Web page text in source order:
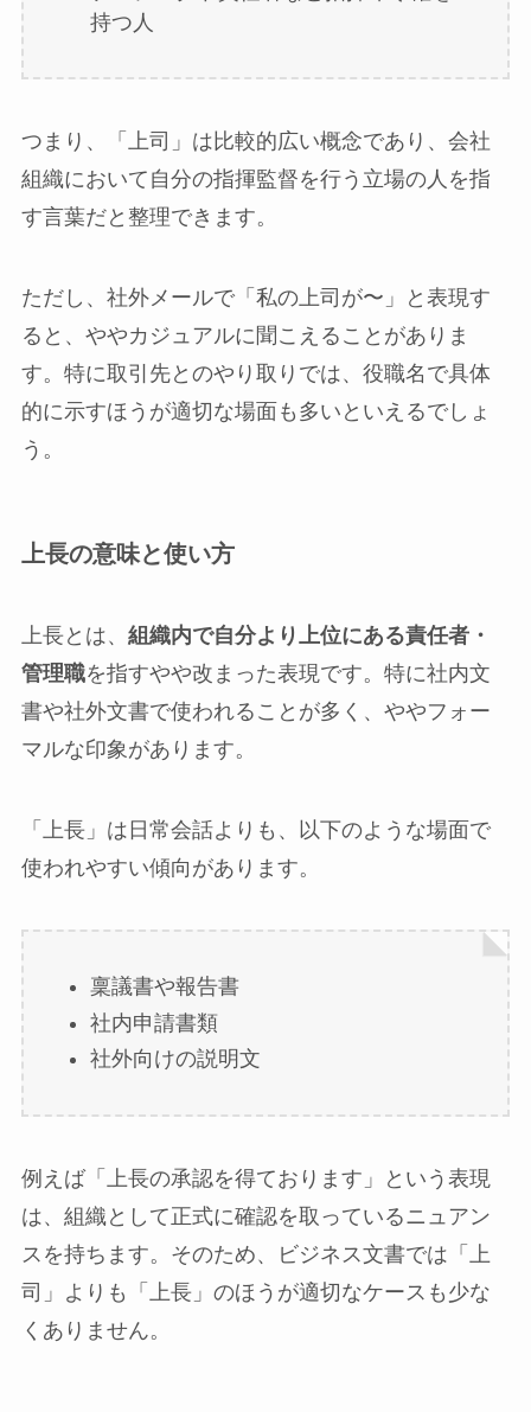
持つ人
つまり、「上司」は比較的広い概念であり、会社
組織において自分の指揮監督を行う立場の人を指
す言葉だと整理できます。
ただし、社外メールで「私の上司が〜」と表現す
ると、ややカジュアルに聞こえることがありま
す。特に取引先とのやり取りでは、役職名で具体
的に示すほうが適切な場面も多いといえるでしょ
う。
上長の意味と使い方
上長とは、 組織内で自分より上位にある責任者・
管理職を指すやや改まった表現です。特に社内文
書や社外文書で使われることが多く、ややフォー
マルな印象があります。
「上長」は日常会話よりも、以下のような場面で
使われやすい傾向があります。
稟議書や報告書
社内申請書類
社外向けの説明文
例えば「上長の承認を得ております」という表現
は、組織として正式に確認を取っているニュアン
スを持ちます。そのため、ビジネス文書では「上
司」よりも「上長」のほうが適切なケースも少な
くありません。